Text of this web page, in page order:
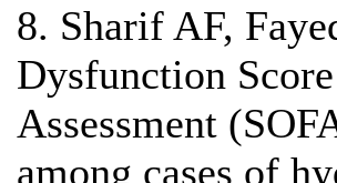
8. Sharif AF,
Dysfunction
Assessment
among cases of